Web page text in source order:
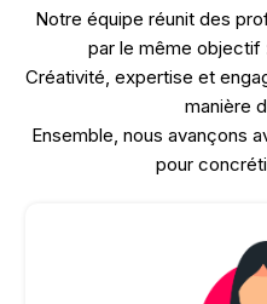
Notre équipe réunit des
par le même objectif
Créativité, expertise et
manière
Ensemble, nous avançons
pour